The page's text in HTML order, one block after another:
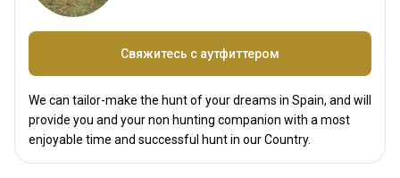
Свяжитесь с аутфиттером
We can tailor-make the hunt of your dreams in Spain, and will
provide you and your non hunting companion with a most
enjoyable time and successful hunt in our Country.